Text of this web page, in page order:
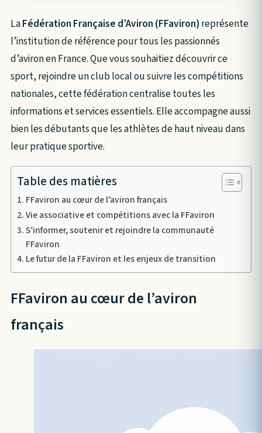
LaFédération Française d’Aviron (FFaviron) représente
l’institution de référence pour tous les passionnés
d’aviron en France. Que vous souhaitiez découvrir ce
sport, rejoindre un club local ou suivre les compétitions
nationales, cette fédération centralise toutes les
informations et services essentiels. Elle accompagne aussi
bien les débutants que les athlètes de haut niveau dans
leur pratique sportive.
Table des matières
FFaviron au cœur de l’aviron français
Vie associative et compétitions avec la FFaviron
S’informer, soutenir et rejoindre la communauté
FFaviron
Le futur de la FFaviron et les enjeux de transition
FFaviron au cœur de l’aviron
français